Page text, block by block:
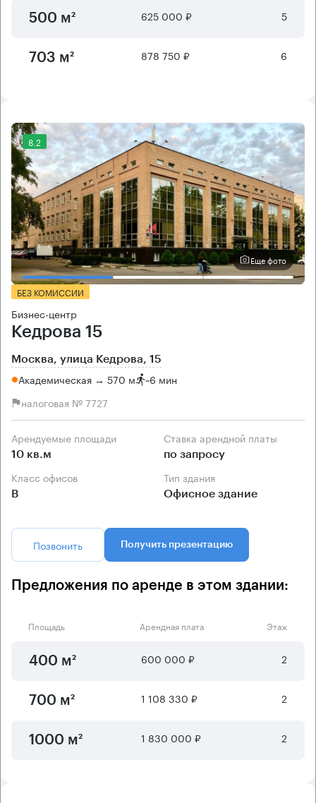
500 м² 625 000 ₽ 5
703 м² 878 750 ₽ 6
8.2
Еще фото
БЕЗ КОМИССИИ
Бизнес-центр
Кедрова 15
Москва, улица Кедрова, 15
Академическая → 570 м ~6 мин
налоговая № 7727
Арендуемые площади
10 кв.м
Ставка арендной платы
по запросу
Класс офисов
B
Тип здания
Офисное здание
Позвонить Получить презентацию
Предложения по аренде в этом здании:
Площадь Арендная плата Этаж
400 м² 600 000 ₽ 2
700 м² 1 108 330 ₽ 2
1000 м² 1 830 000 ₽ 2